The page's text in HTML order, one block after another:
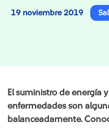
19 noviembre 2019
El suministro de energía
enfermedades son
balanceadamente.